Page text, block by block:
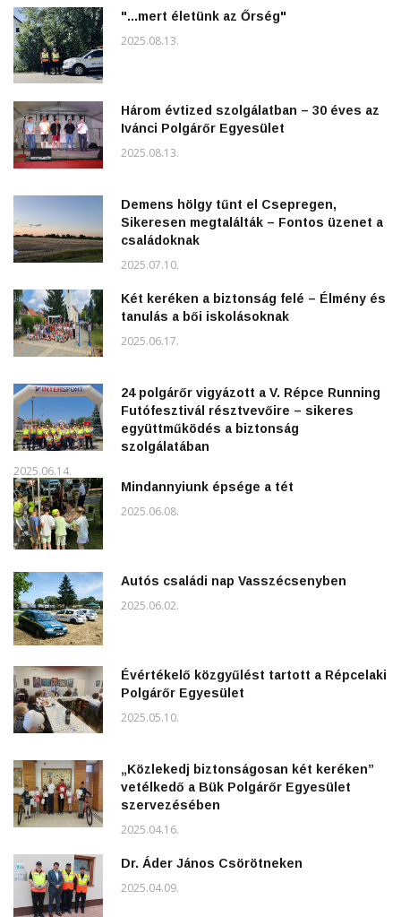
"...mert életünk az Őrség"
2025.08.13.
Három évtized szolgálatban – 30 éves az
Ivánci Polgárőr Egyesület
2025.08.13.
Demens hölgy tűnt el Csepregen,
Sikeresen megtalálták – Fontos üzenet a
családoknak
2025.07.10.
Két keréken a biztonság felé – Élmény és
tanulás a bői iskolásoknak
2025.06.17.
24 polgárőr vigyázott a V. Répce Running
Futófesztivál résztvevőire – sikeres
együttműködés a biztonság
szolgálatában
2025.06.14.
Mindannyiunk épsége a tét
2025.06.08.
Autós családi nap Vasszécsenyben
2025.06.02.
Évértékelő közgyűlést tartott a Répcelaki
Polgárőr Egyesület
2025.05.10.
„Közlekedj biztonságosan két keréken”
vetélkedő a Bük Polgárőr Egyesület
szervezésében
2025.04.16.
Dr. Áder János Csörötneken
2025.04.09.